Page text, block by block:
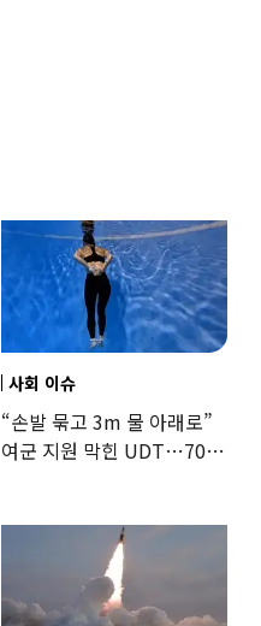
사회 이슈
“손발 묶고 3m 물 아래로”
여군 지원 막힌 UDT…707